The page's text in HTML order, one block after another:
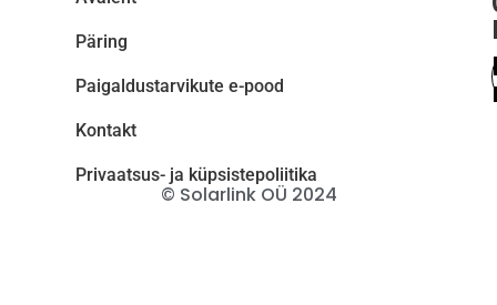
Päring
Paigaldustarvikute e-pood
Kontakt
Privaatsus- ja küpsistepoliitika
© Solarlink OÜ 2024